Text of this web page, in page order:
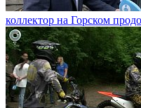
коллектор на Горском